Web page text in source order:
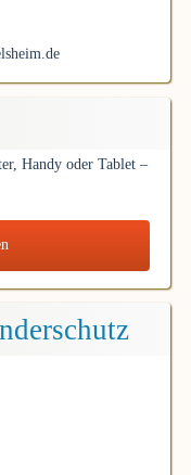
Handy oder Tablet –